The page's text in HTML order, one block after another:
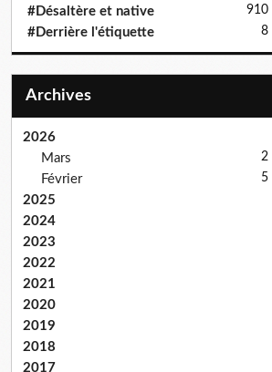
10
#Désaltère et native 9
#Derrière l'étiquette 8
Archives
2026
Mars
2
Février 5
2025
2024
2023
2022
2021
2020
2019
2018
2017